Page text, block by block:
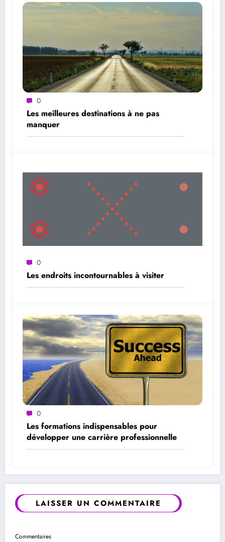
0
Les meilleures destinations à ne pas
manquer
0
Les endroits incontournables à visiter
0
Les formations indispensables pour
développer une carrière professionnelle
LAISSER UN COMMENTAIRE
Commentaires